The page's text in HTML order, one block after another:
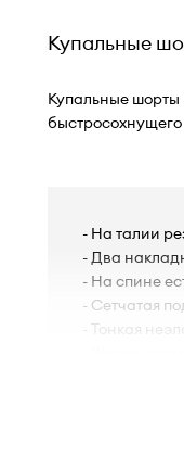
Купальные
Купальные шорты
- На талии
- Два
- На спине
- Сетчатая
- Тонкая